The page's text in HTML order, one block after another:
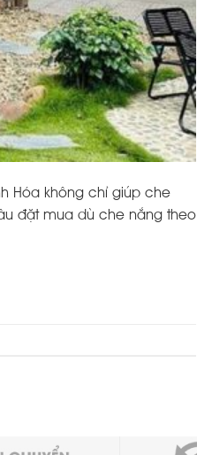
Hóa không chỉ giúp che
đặt mua dù che nắng theo